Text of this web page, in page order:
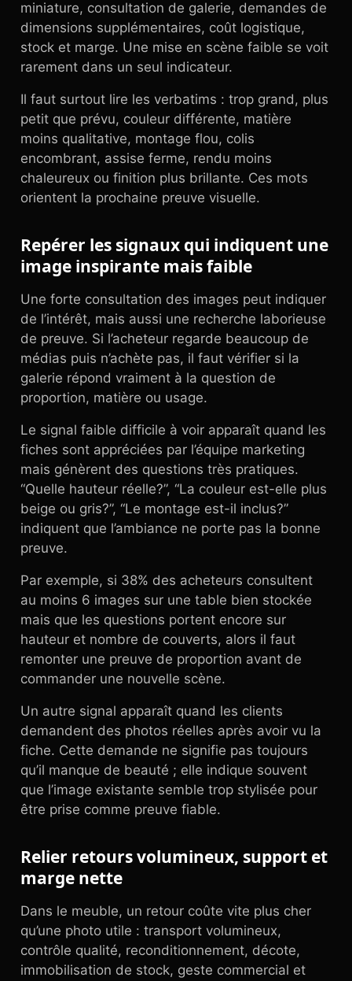
miniature, consultation de galerie, demandes de
dimensions supplémentaires, coût logistique,
stock et marge. Une mise en scène faible se voit
rarement dans un seul indicateur.
Il faut surtout lire les verbatims : trop grand, plus
petit que prévu, couleur différente, matière
moins qualitative, montage flou, colis
encombrant, assise ferme, rendu moins
chaleureux ou finition plus brillante. Ces mots
orientent la prochaine preuve visuelle.
Repérer les signaux qui indiquent une
image inspirante mais faible
Une forte consultation des images peut indiquer
de l’intérêt, mais aussi une recherche laborieuse
de preuve. Si l’acheteur regarde beaucoup de
médias puis n’achète pas, il faut vérifier si la
galerie répond vraiment à la question de
proportion, matière ou usage.
Le signal faible difficile à voir apparaît quand les
fiches sont appréciées par l’équipe marketing
mais génèrent des questions très pratiques.
“Quelle hauteur réelle?”, “La couleur est-elle plus
beige ou gris?”, “Le montage est-il inclus?”
indiquent que l’ambiance ne porte pas la bonne
preuve.
Par exemple, si 38% des acheteurs consultent
au moins 6 images sur une table bien stockée
mais que les questions portent encore sur
hauteur et nombre de couverts, alors il faut
remonter une preuve de proportion avant de
commander une nouvelle scène.
Un autre signal apparaît quand les clients
demandent des photos réelles après avoir vu la
fiche. Cette demande ne signifie pas toujours
qu’il manque de beauté ; elle indique souvent
que l’image existante semble trop stylisée pour
être prise comme preuve fiable.
Relier retours volumineux, support et
marge nette
Dans le meuble, un retour coûte vite plus cher
qu’une photo utile : transport volumineux,
contrôle qualité, reconditionnement, décote,
immobilisation de stock, geste commercial et